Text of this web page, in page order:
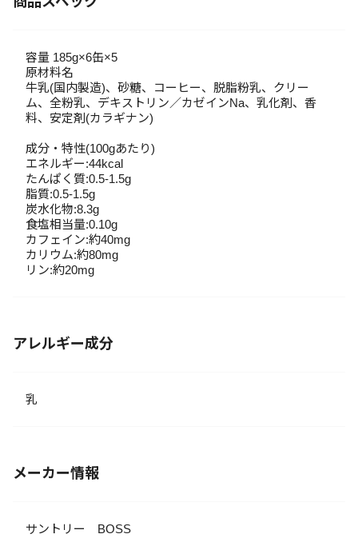
容量 185g×6缶×5
原材料名
牛乳(国内製造)、砂糖、コーヒー、脱脂粉乳、クリー
ム、全粉乳、デキストリン／カゼインNa、乳化剤、香
料、安定剤(カラギナン)
成分・特性(100gあたり)
エネルギー:44kcal
たんぱく質:0.5-1.5g
脂質:0.5-1.5g
炭水化物:8.3g
食塩相当量:0.10g
カフェイン:約40mg
カリウム:約80mg
リン:約20mg
アレルギー成分
乳
メーカー情報
サントリー BOSS